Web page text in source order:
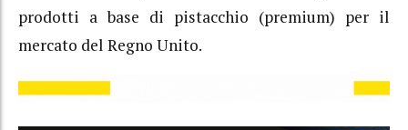
prodotti a base di pistacchio (premium) per il
mercato del Regno Unito.